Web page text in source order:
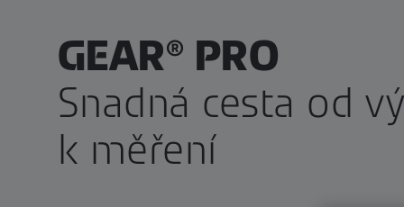
GEAR® PRO
Snadná cesta od
k měření